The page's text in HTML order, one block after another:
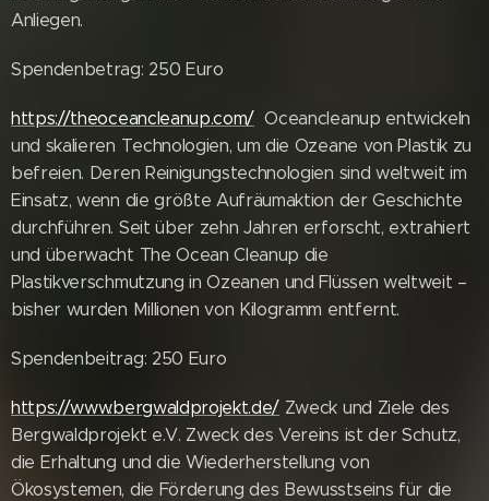
Anliegen.
Spendenbetrag: 250 Euro
https://theoceancleanup.com/ Oceancleanup entwickeln
und skalieren Technologien, um die Ozeane von Plastik zu
befreien. Deren Reinigungstechnologien sind weltweit im
Einsatz, wenn die größte Aufräumaktion der Geschichte
durchführen. Seit über zehn Jahren erforscht, extrahiert
und überwacht The Ocean Cleanup die
Plastikverschmutzung in Ozeanen und Flüssen weltweit –
bisher wurden Millionen von Kilogramm entfernt.
Spendenbeitrag: 250 Euro
https://www.bergwaldprojekt.de/ Zweck und Ziele des
Bergwaldprojekt e.V. Zweck des Vereins ist der Schutz,
die Erhaltung und die Wiederherstellung von
Ökosystemen, die Förderung des Bewusstseins für die